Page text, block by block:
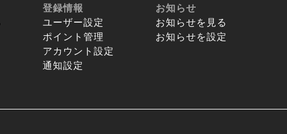
登録情報
ユーザー設定
ポイント管理
アカウント設定
通知設定
お知らせ
お知らせを見る
お知らせを設定